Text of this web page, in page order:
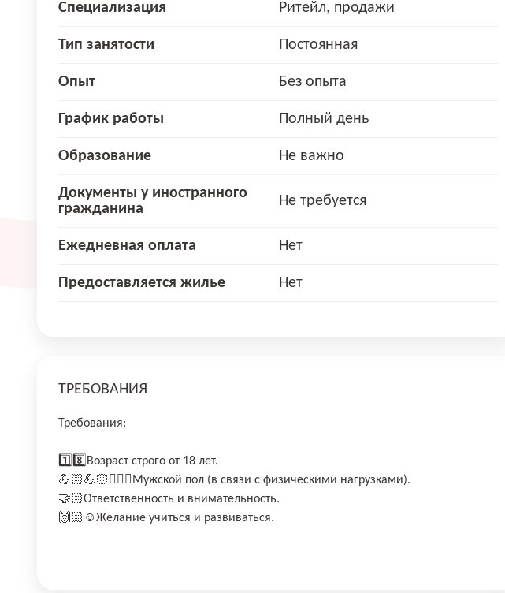
Специализация Ритейл, продажи
Тип занятости Постоянная
Опыт Без опыта
График работы Полный день
Образование Не важно
Документы у иностранного
гражданина
Не требуется
Ежедневная оплата Нет
Предоставляется жилье Нет
ТРЕБОВАНИЯ
Требования:
1️⃣8️⃣Возраст строго от 18 лет.
💪🏻💪🏻🙎🏼‍♂Мужской пол (в связи с физическими нагрузками).
🤝🏻Ответственность и внимательность.
🙌🏻☺Желание учиться и развиваться.